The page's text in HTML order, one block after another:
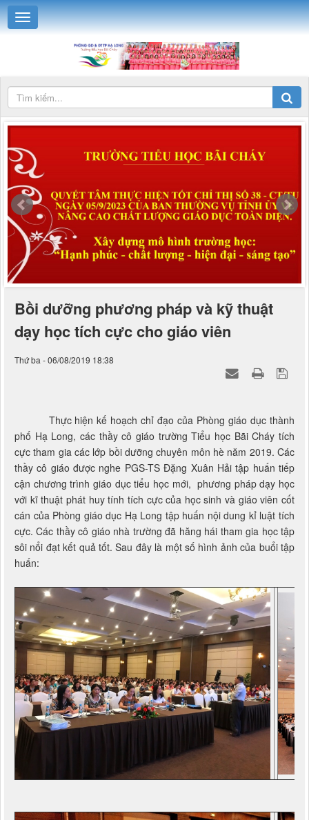
Bồi dưỡng phương pháp và kỹ thuật
dạy học tích cực cho giáo viên
Thứ ba - 06/08/2019 18:38
Thực hiện kế hoạch chỉ đạo của Phòng giáo dục thành
phố Hạ Long, các thầy cô giáo trường Tiểu học Bãi Cháy tích
cực tham gia các lớp bồi dưỡng chuyên môn hè năm 2019. Các
thầy cô giáo được nghe PGS-TS Đặng Xuân Hải tập huấn tiếp
cận chương trình giáo dục tiểu học mới, phương pháp dạy học
với kĩ thuật phát huy tính tích cực của học sinh và giáo viên cốt
cán của Phòng giáo dục Hạ Long tập huấn nội dung kỉ luật tích
cực. Các thầy cô giáo nhà trường đã hăng hái tham gia học tập
sôi nổi đạt kết quả tốt. Sau đây là một số hình ảnh của buổi tập
huấn: